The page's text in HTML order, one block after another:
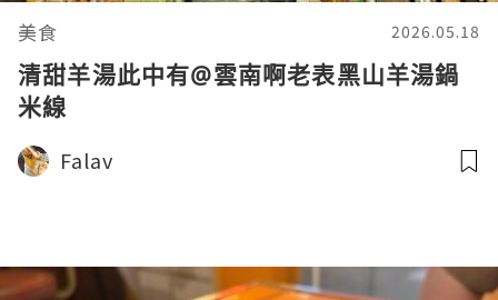
美食 2026.05.18
清甜羊湯此中有@雲南啊老表黑山羊湯鍋
米線
Falav